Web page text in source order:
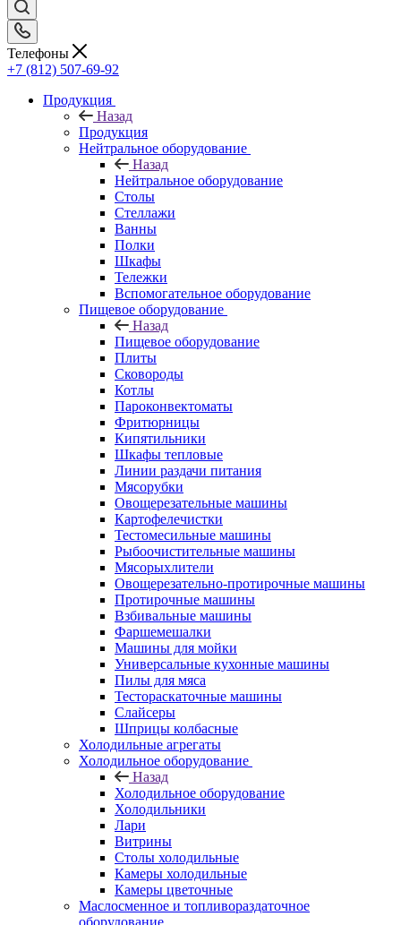
Телефоны
+7 (812) 507-69-92
Продукция
Назад
Продукция
Нейтральное оборудование
Назад
Нейтральное оборудование
Столы
Стеллажи
Ванны
Полки
Шкафы
Тележки
Вспомогательное оборудование
Пищевое оборудование
Назад
Пищевое оборудование
Плиты
Сковороды
Котлы
Пароконвектоматы
Фритюрницы
Кипятильники
Шкафы тепловые
Линии раздачи питания
Мясорубки
Овощерезательные машины
Картофелечистки
Тестомесильные машины
Рыбоочистительные машины
Мясорыхлители
Овощерезательно-протирочные машины
Протирочные машины
Взбивальные машины
Фаршемешалки
Машины для мойки
Универсальные кухонные машины
Пилы для мяса
Тестораскаточные машины
Слайсеры
Шприцы колбасные
Холодильные агрегаты
Холодильное оборудование
Назад
Холодильное оборудование
Холодильники
Лари
Витрины
Столы холодильные
Камеры холодильные
Камеры цветочные
Маслосменное и топливораздаточное
оборудование